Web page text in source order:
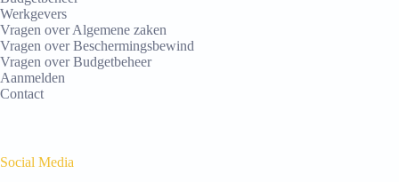
Werkgevers
Vragen over Algemene zaken
Vragen over Beschermingsbewind
Vragen over Budgetbeheer
Aanmelden
Contact
Social Media